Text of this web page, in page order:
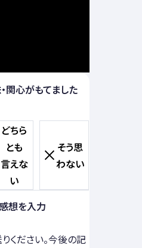
関心がもてました
どちら
とも
言えな
い
そう思
わない
想を入力
ください。今後の記